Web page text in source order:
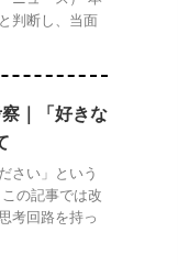
判断し、当面
｜「好きな
さい」という
の記事では改
考回路を持っ